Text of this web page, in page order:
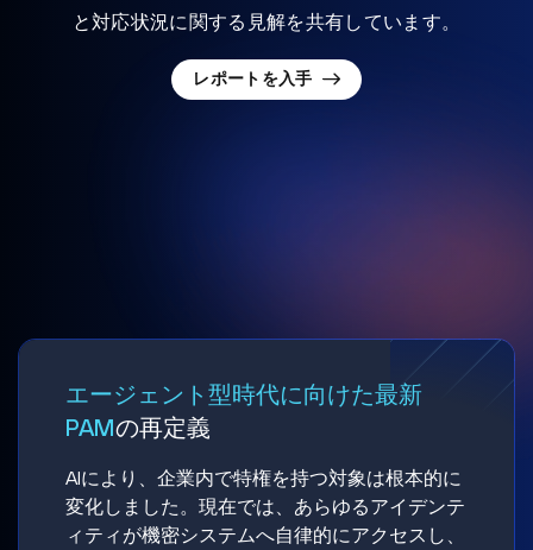
と対応状況に関する見解を共有しています。
レポートを入手
エージェント型時代に向けた最新
PAMの再定義
AIにより、企業内で特権を持つ対象は根本的に
変化しました。現在では、あらゆるアイデンテ
ィティが機密システムへ自律的にアクセスし、